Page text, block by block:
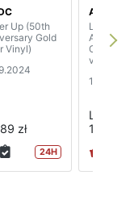
Up (50th
Gold
Vinyl)
zł
24H
AC/DC
Live At
Arena,
October
vinyl)
LP
100,89